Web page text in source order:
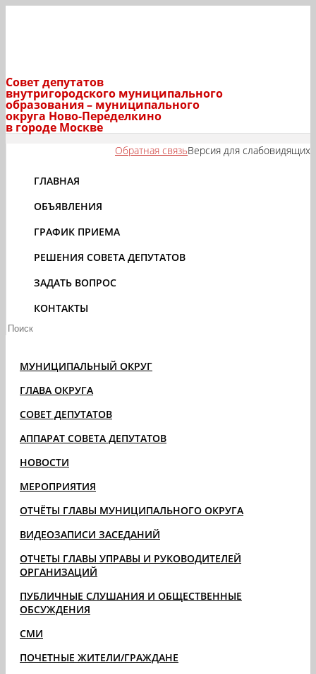
Совет депутатов
внутригородского муниципального
образования – муниципального
округа Ново-Переделкино
в городе Москве
Версия для слабовидящих
Обратная связь
ГЛАВНАЯ
ОБЪЯВЛЕНИЯ
ГРАФИК ПРИЕМА
РЕШЕНИЯ СОВЕТА ДЕПУТАТОВ
ЗАДАТЬ ВОПРОС
КОНТАКТЫ
МУНИЦИПАЛЬНЫЙ ОКРУГ
ГЛАВА ОКРУГА
СОВЕТ ДЕПУТАТОВ
АППАРАТ СОВЕТА ДЕПУТАТОВ
НОВОСТИ
МЕРОПРИЯТИЯ
ОТЧЁТЫ ГЛАВЫ МУНИЦИПАЛЬНОГО ОКРУГА
ВИДЕОЗАПИСИ ЗАСЕДАНИЙ
ОТЧЕТЫ ГЛАВЫ УПРАВЫ И РУКОВОДИТЕЛЕЙ
ОРГАНИЗАЦИЙ
ПУБЛИЧНЫЕ СЛУШАНИЯ И ОБЩЕСТВЕННЫЕ
ОБСУЖДЕНИЯ
СМИ
ПОЧЕТНЫЕ ЖИТЕЛИ/ГРАЖДАНЕ